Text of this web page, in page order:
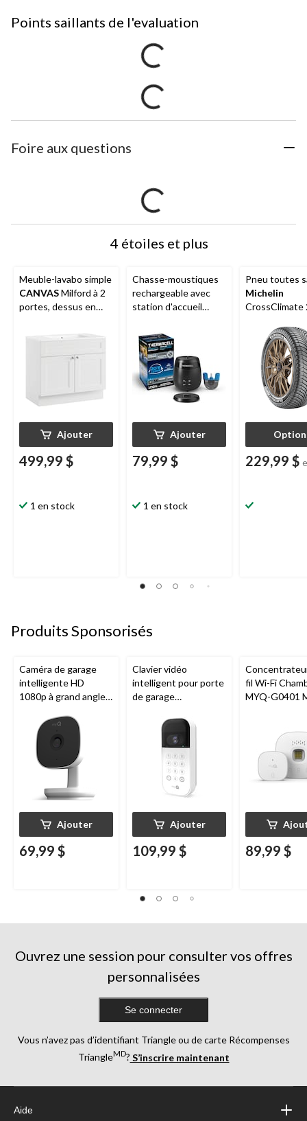
Points saillants de l'evaluation
Foire aux questions
4 étoiles et plus
Meuble-lavabo simple
CANVASMilford à 2
portes, dessus en
Ajouter
499,99 $
1 en stock
Chasse-moustiques
rechargeable avec
station d'accueil
charbon
Ajouter
79,99 $
1 en stock
Pneu toutes
Michelin
CrossClimate
et
229,99 $
Produits Sponsorisés
Caméra de garage
intelligente HD
1080p à grand angle
nocturne, résistante
aux intempéries
Ajouter
69,99 $
Clavier vidéo
intelligent pour porte
de garage
nocturne, résistant
aux intempéries,
Ajouter
109,99 $
fil Wi-Fi
MYQ-G0401
89,99 $
Ouvrez une session pour consulter vos offres
personnalisées
Se connecter
Vous n’avez pas d’identifiant Triangle ou de carte Récompenses
TriangleMD? S’inscrire maintenant
Aide